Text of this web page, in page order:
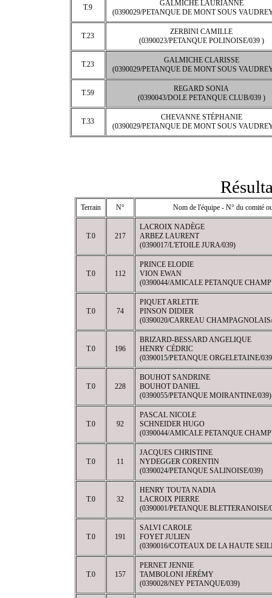
T.9
GALMICHE LAURIANNE
(0390029/PETANQUE DE MONT SOUS
T.23
ZERBINI CAMILLE
(0390023/PETANQUE POLINOISE/039 )
T.23
GALMICHE CLARISSE
(0390029/PETANQUE DE MONT SOUS
T.59
REGARD SONIA
(0390043/DOLE PETANQUE CLUB/039 )
T.33
CHEVANNE STÉPHANIE
(0390029/PETANQUE DE MONT SOUS
Terrain N° Nom de l'équipe - N° du comité
T.0 217
LACROIX NADÈGE
ARBEZ LAURENT
(0390017/L'ETOILE JURA/039)
T.0 112
PRINCE ELODIE
VION EWAN
(0390044/AMICALE PETANQUE
T.0 74
PIQUET ARLETTE
PINSON DIDIER
(0390020/CARREAU
T.0 196
BRIZARD-BESSARD ANGELIQUE
HENRY CÉDRIC
(0390015/PETANQUE ORGELETAINE/
T.0 228
BOUHOT SANDRINE
BOUHOT DANIEL
(0390055/PETANQUE MOIRANTINE/039)
T.0 92
PASCAL NICOLE
SCHNEIDER HUGO
(0390044/AMICALE PETANQUE
T.0 11
JACQUES CHRISTINE
NYDEGGER CORENTIN
(0390024/PETANQUE SALINOISE/039)
T.0 32
HENRY TOUTA NADIA
LACROIX PIERRE
(0390001/PETANQUE BLETTERANOISE/
T.0 191
SALVI CAROLE
FOYET JULIEN
(0390016/COTEAUX DE LA HAUTE
T.0 157
PERNET JENNIE
TAMBOLONI JÉRÉMY
(0390028/NEY PETANQUE/039)